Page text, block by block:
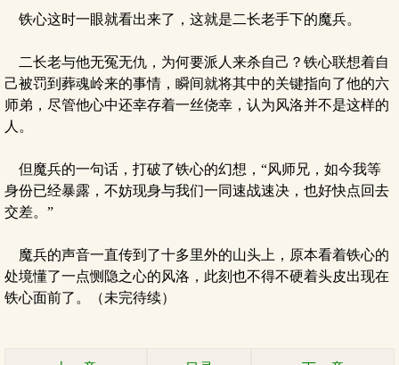
铁心这时一眼就看出来了，这就是二长老手下的魔兵。
二长老与他无冤无仇，为何要派人来杀自己？铁心联想着自
己被罚到葬魂岭来的事情，瞬间就将其中的关键指向了他的六
师弟，尽管他心中还幸存着一丝侥幸，认为风洛并不是这样的
人。
但魔兵的一句话，打破了铁心的幻想，“风师兄，如今我等
身份已经暴露，不妨现身与我们一同速战速决，也好快点回去
交差。”
魔兵的声音一直传到了十多里外的山头上，原本看着铁心的
处境懂了一点恻隐之心的风洛，此刻也不得不硬着头皮出现在
铁心面前了。（未完待续）